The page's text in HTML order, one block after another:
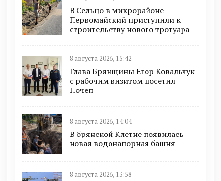
В Сельцо в микрорайоне
Первомайский приступили к
строительству нового тротуара
8 августа 2026, 15:42
Глава Брянщины Егор Ковальчук
с рабочим визитом посетил
Почеп
8 августа 2026, 14:04
В брянской Клетне появилась
новая водонапорная башня
8 августа 2026, 13:58